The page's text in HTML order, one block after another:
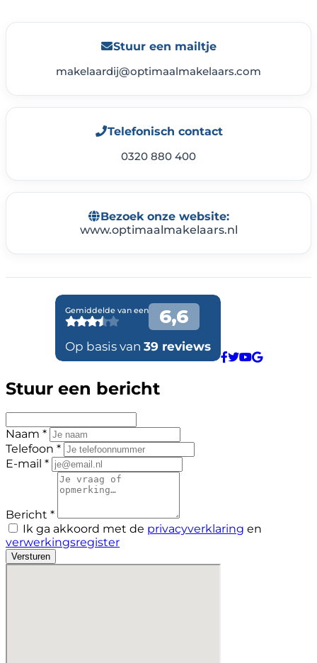
Stuur een mailtje
makelaardij@optimaalmakelaars.com
Telefonisch contact
0320 880 400
Bezoek onze website:
www.optimaalmakelaars.nl
Stuur een bericht
Naam *
Telefoon *
E-mail *
Bericht *
Ik ga akkoord met de privacyverklaring en
verwerkingsregister
Versturen